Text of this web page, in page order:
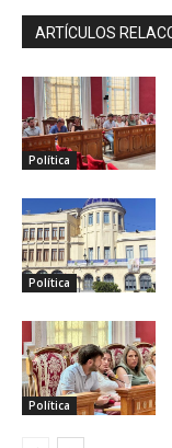
ARTÍCULOS
Política
Política
Política